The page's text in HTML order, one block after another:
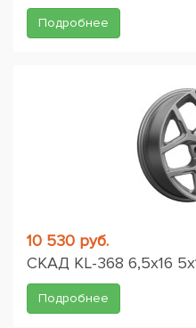
Подробнее
10 530 руб.
СКАД KL-368 6,5x16
Подробнее